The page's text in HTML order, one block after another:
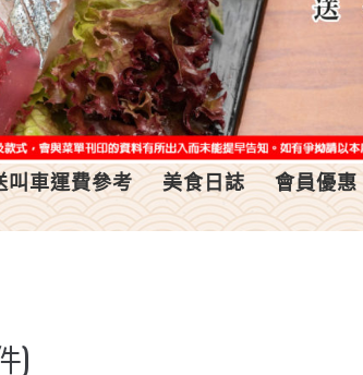
叫車運費參考 美食日誌 會員優惠
)